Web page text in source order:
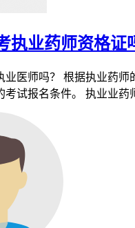
执业药师资格证
业医师吗？ 根据执业药
考试报名条件。 执业业药